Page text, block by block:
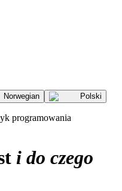
Norwegian Polski
programowania
i do czego